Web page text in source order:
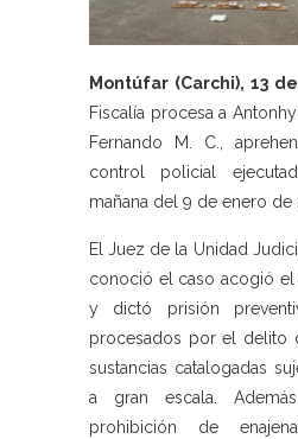
Montúfar (Carchi), 13
Fiscalía procesa a
Fernando M. C.,
control policial
mañana del 9 de enero de
El Juez de la Unidad
conoció el caso acogió
y dictó prisión
procesados por el delito
sustancias catalogadas
a gran escala.
prohibición de